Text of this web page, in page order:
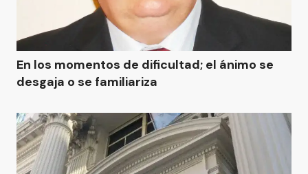
En los momentos de dificultad; el ánimo se
desgaja o se familiariza